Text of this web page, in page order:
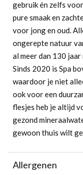
gebruik én zelfs
pure smaak en
voor jong en oud.
ongerepte natuur
al meer dan 130
Sinds 2020 is Spa
waardoor je niet
ook voor een
flesjes heb je altijd
gezond
gewoon thuis wilt
Allergenen